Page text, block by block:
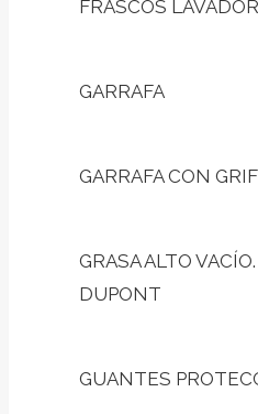
FRASCOS
GARRAFA
GARRAFA CON
GRASA ALTO
DUPONT
GUANTES